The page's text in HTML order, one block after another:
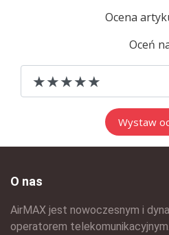
Ocena
Oceń
O nas
AirMAX jest nowoczesnym i
operatorem